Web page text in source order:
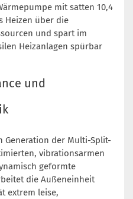
mit satten 10,4
Heizen über die
und spart im
Heizanlagen spürbar
und
Generation der Multi-Split-
vibrationsarmen
geformte
die Außeneinheit
extrem leise,